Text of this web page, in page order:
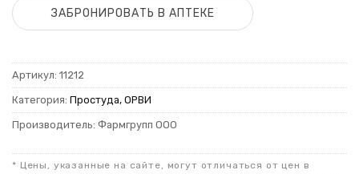
ЗАБРОНИРОВАТЬ В АПТЕКЕ
Артикул: 11212
Категория: Простуда, ОРВИ
Производитель: Фармгрупп ООО
* Цены, указанные на сайте, могут отличаться от цен в